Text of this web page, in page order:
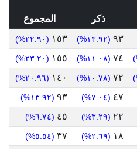
ذكر
المجموع
٩٣ (١٣.٩٢%) ١٥٣ (٢٢.٩٠%)
٧٤ (١١.٠٨%) ١٥٥ (٢٣.٢٠%)
٧٢ (١٠.٧٨%) ١٤٠ (٢٠.٩٦%)
٤٧ (٧.٠٤%) ٩٣ (١٣.٩٢%)
٢٢ (٣.٢٩%) ٤٥ (٦.٧٤%)
١٨ (٢.٦٩%) ٣٧ (٥.٥٤%)